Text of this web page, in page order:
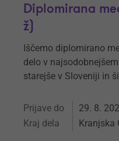
Diplomirana
ž)
Iščemo diplomirano
delo v
starejše v Sloveniji in
Prijave do 29. 8.
Kraj dela Kranjska